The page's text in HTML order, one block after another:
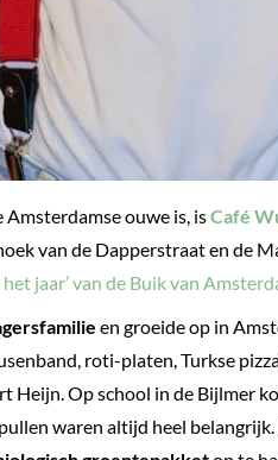
Amsterdamse ouwe is, isCafé
van de Dapperstraat en de
jaar’ van de Buik van
en groeide op in
roti-platen, Turkse
Heijn. Op school in de Bijlmer
waren altijd heel